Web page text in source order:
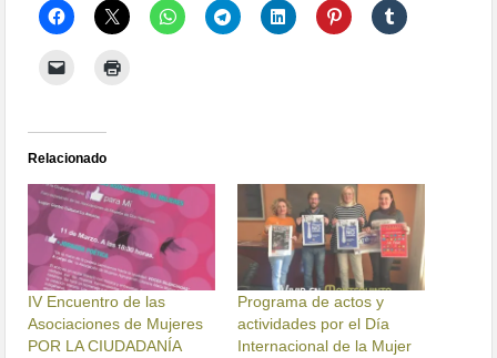
Relacionado
IV Encuentro de las
Asociaciones de Mujeres
POR LA CIUDADANÍA
Programa de actos y
actividades por el Día
Internacional de la Mujer